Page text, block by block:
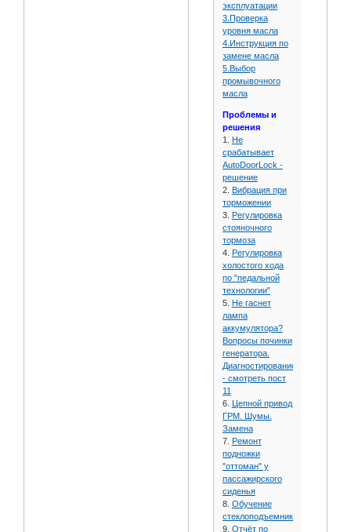
эксплуатации
3.Проверка
уровня масла
4.Инструкция по
замене масла
5.Выбор
промывочного
масла
Проблемы и
решения
1. Не
срабатывает
AutoDoorLock -
решение
2. Вибрация при
торможении
3. Регулировка
стояночного
тормоза
4. Регулировка
холостого хода
по "педальной
технологии"
5. Не гаснет
лампа
аккумулятора?
Вопросы починки
генератора.
Диагностирование
- смотреть пост
11
6. Цепной привод
ГРМ. Шумы.
Замена
7. Ремонт
подножки
"оттоман" у
пассажирского
сиденья
8. Обучение
стеклоподъемников
9. Отчёт по